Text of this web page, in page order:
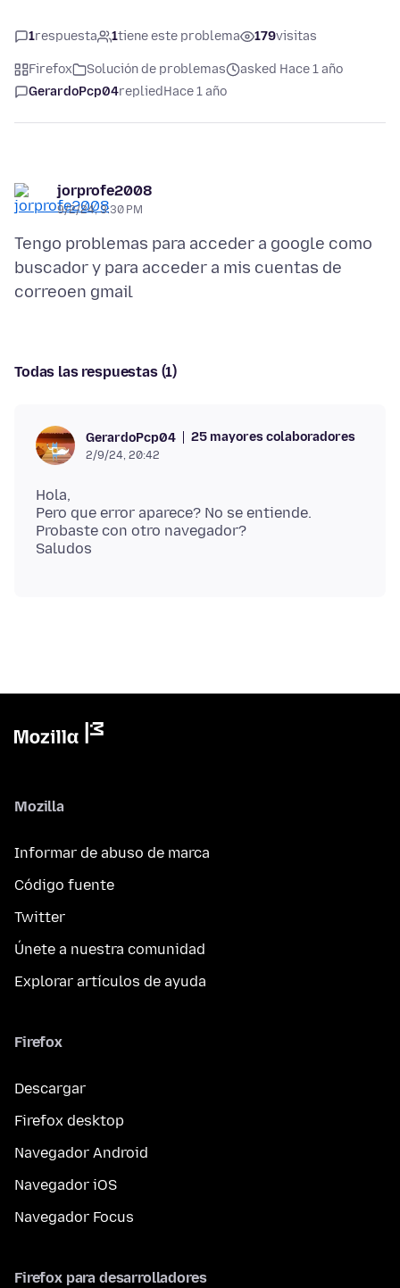
1respuesta 1tiene este problema 179visitas
Firefox Solución de problemas
asked Hace 1 año
GerardoPcp04repliedHace 1 año
jorprofe2008
9/2/24, 3:30 PM
Tengo problemas para acceder a google como
buscador y para acceder a mis cuentas de
Todas las respuestas (1)
GerardoPcp04 25 mayores colaboradores
2/9/24, 20:42
Hola,
Pero que error aparece? No se entiende.
Probaste con otro navegador?
Mozilla
Informar de abuso de marca
Código fuente
Twitter
Únete a nuestra comunidad
Explorar artículos de ayuda
Firefox
Descargar
Firefox desktop
Navegador Android
Navegador iOS
Navegador Focus
Firefox para desarrolladores